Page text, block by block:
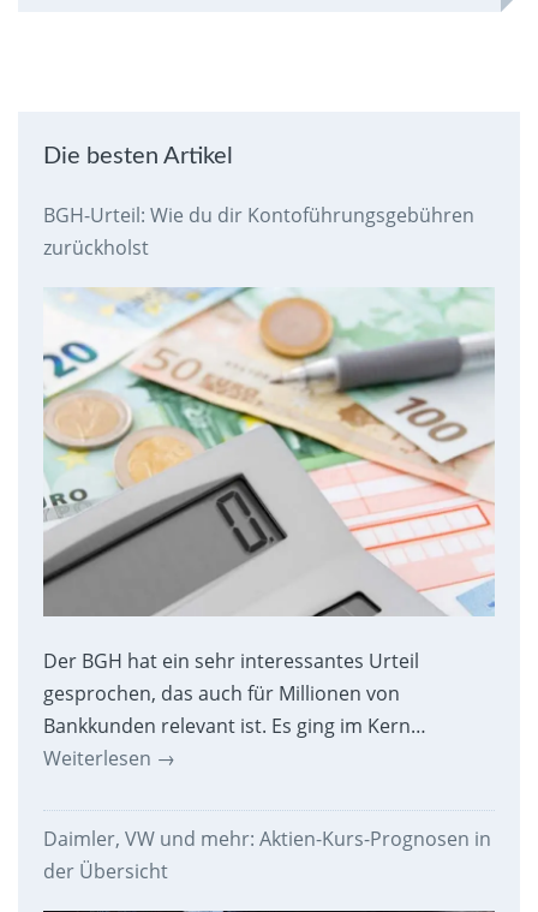
Die besten Artikel
BGH-Urteil: Wie du dir Kontoführungsgebühren
zurückholst
Der BGH hat ein sehr interessantes Urteil
gesprochen, das auch für Millionen von
Bankkunden relevant ist. Es ging im Kern…
Weiterlesen →
Daimler, VW und mehr: Aktien-Kurs-Prognosen in
der Übersicht